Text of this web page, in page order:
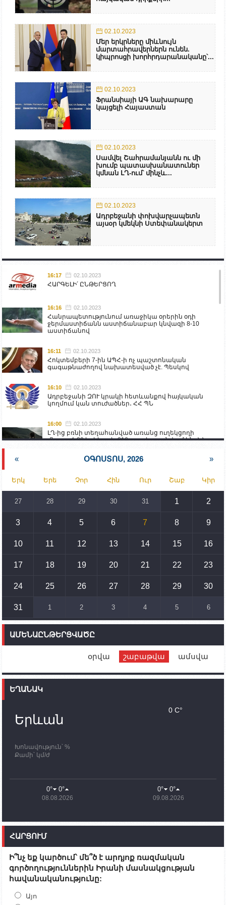
02.10.2023
Մեր երկրները միևնույն
մարտահրավերներն ունեն.
կիպրոսցի խորհրդարանականը՝...
02.10.2023
Ֆրանսիայի ԱԳ նախարարը
կայցելի Հայաստան
02.10.2023
Սամվել Շահրամանյանն ու մի
խումբ պատասխանատուներ
կմնան ԼՂ-ում՝ մինչև...
02.10.2023
Ադրբեջանի փոխվարչապետն
այսօր կմեկնի Ստեփանակերտ
16:17 02.10.2023
ՀԱՐԳԵԼԻ՛ ԸՆԹԵՐՑՈՂ
16:16 02.10.2023
Հանրապետությունում առաջիկա օրերին օդի
ջերմաստիճանն աստիճանաբար կնվազի 8-10
աստիճանով
16:11 02.10.2023
Հոկտեմբերի 7-ին ԱՊՀ-ի ոչ պաշտոնական
գագաթնաժողով նախատեսված չէ. Պեսկով
16:10 02.10.2023
Ադրբեջանի ԶՈՒ կրակի հետևանքով հայկական
կողմում կան տուժածներ․ ՀՀ ՊՆ
16:00 02.10.2023
ԼՂ-ից բռնի տեղահանված առանց ուղեկցողի
մնացած 20 երեխա և 216 տարեց գտնվում են ՀՀ
նախարարության հոգածության ներքո
Իրանը կողմ է տարածաշրջանի համար շահավետ
տրանսպորտային հաղորդակցությունների
զարգացմանը, սակայն ոչ՝ միջազգային
սահմանների փոփոխությանը
15:10 02.10.2023
սպառնալիքները կասեցնելու համար. իսպանացի
պատգամավորը Գորիսում է
14:54 02.10.2023
տեղակայված հայկական դիրքերի անձնակազմի
ունեն. կիպրոսցի խորհրդարանականը՝ Ալեն
Ֆրանսիայի ԱԳ նախարարը կայցելի Հայաստան
պատասխանատուներ կմնան ԼՂ-ում՝ մինչև
որոնողափրկարարական աշխատանքների
11:03
ՄԱԿ-ի առաքելությունը շատ, շատ, շատ օգտակար
Ադրբեջանի փոխվարչապետն այսօր կմեկնի
Ստեփանակերտ
10:07 02.10.2023
09:38 02.10.2023
Խումբն Արցախում կմնա` մինչև զոհվածների
աճյունների ու անհետ կորածների
« ՕԳՈՍՏՈՍ, 2026 »
Երկ Երե Չոր Հին Ուր Շաբ Կիր
27 28 29 30 31 1 2
3 4 5 6 7 8 9
10 11 12 13 14 15 16
17 18 19 20 21 22 23
24 25 26 27 28 29 30
31 1 2 3 4 5 6
ԱՄԵՆԱԸՆԹԵՐՑՎԱԾԸ
օրվա շաբաթվա ամսվա
ԵՂԱՆԱԿ
Երևան
Խոնավություն՝ %
Քամի՝ կմ/ժ
0 C°
0° 0°
08.08.2026
0° 0°
09.08.2026
ՀԱՐՑՈՒՄ
Ի՞նչ եք կարծում՝ մե՞ծ է արդյոք ռազմական
գործողություններին Իրանի մասնակցության
հավանականությունը:
Այո